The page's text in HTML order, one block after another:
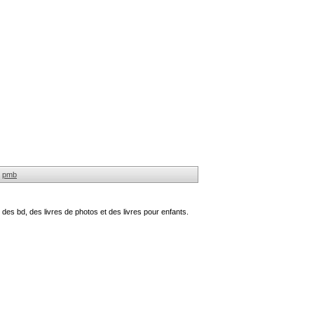
pmb
bd, des livres de photos et des livres pour enfants.